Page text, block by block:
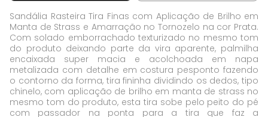
Sandália Rasteira Tira Finas com Aplicação de Brilho em
Manta de Strass e Amarração no Tornozelo na cor Prata.
Com solado emborrachado texturizado no mesmo tom
do produto deixando parte da vira aparente, palmilha
encaixada super macia e acolchoada em napa
metalizada com detalhe em costura pesponto fazendo
o contorno da forma, tira fininha dividindo os dedos, tipo
chinelo, com aplicação de brilho em manta de strass no
mesmo tom do produto, esta tira sobe pelo peito do pé
com passador na ponta para a tira que faz a